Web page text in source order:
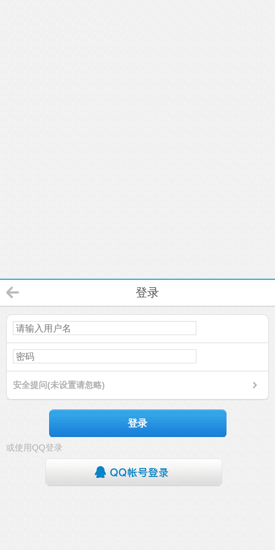
登录
安全提问(未设置请忽略)
登录
或使用QQ登录